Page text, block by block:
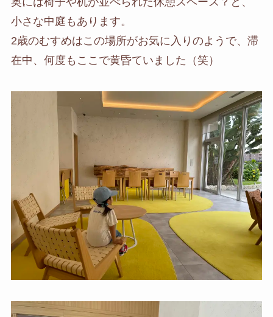
小さな中庭もあります。
2歳のむすめはこの場所がお気に入りのようで、滞
在中、何度もここで黄昏ていました（笑）